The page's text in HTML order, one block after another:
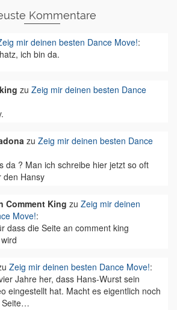
Kommentare
mir deinen besten Dance Move!:
ich bin da.
zu Zeig mir deinen besten Dance
zu Zeig mir deinen besten Dance
da ? Man ich schreibe hier jetzt so oft
den Hansy
Comment King zu Zeig mir deinen
Move!:
dass die Seite an comment king
Zeig mir deinen besten Dance Move!:
Jahre her, dass Hans-Wurst sein
eingestellt hat. Macht es eigentlich noch
Seite…